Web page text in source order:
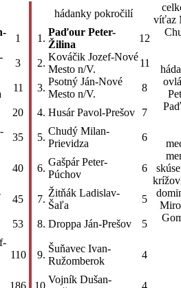
víťaz
hádanky pokročilí
1 1.
Paďour Peter-
Žilina
12
3 2.
Kováčik Jozef-Nové
Mesto n/V.
11
11 3.
Psotný Ján-Nové
Mesto n/V.
8
20 4. Husár Pavol-Prešov 7
35 5.
Chudý Milan-
Prievidza
6
40 6.
Gašpár Peter-
Púchov
6
45 7.
Žitňák Ladislav-
Šaľa
5
53 8. Droppa Ján-Prešov 5
110 9.
Šuňavec Ivan-
Ružomberok
4
186 10.
Vojník Dušan-
4